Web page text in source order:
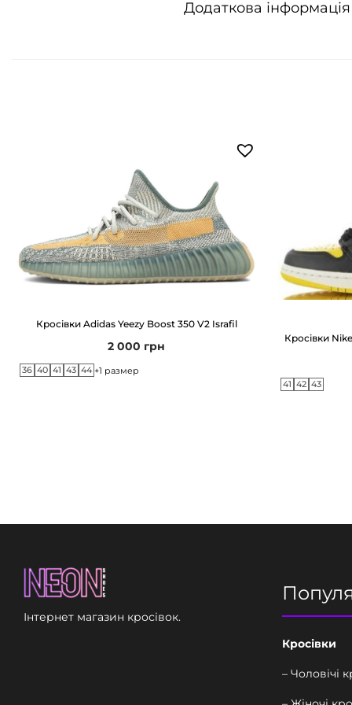
Додаткова інформація
Кросівки Adidas Yeezy Boost 350 V2 Israfil
2 000 грн
36 40 41 43 44 +1 размер
Кросівки
41 42 43
Інтернет магазин кросівок.
Кросівки
– Чоловічі